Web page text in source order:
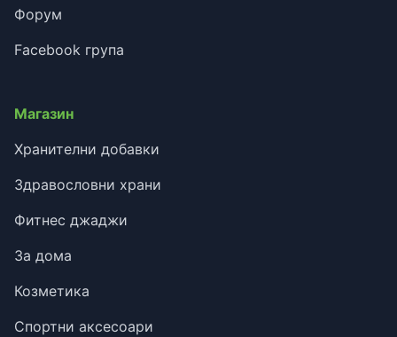
Форум
Facebook група
Магазин
Хранителни добавки
Здравословни храни
Фитнес джаджи
За дома
Козметика
Спортни аксесоари